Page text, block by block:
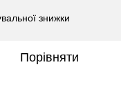
знижки
Порівняти